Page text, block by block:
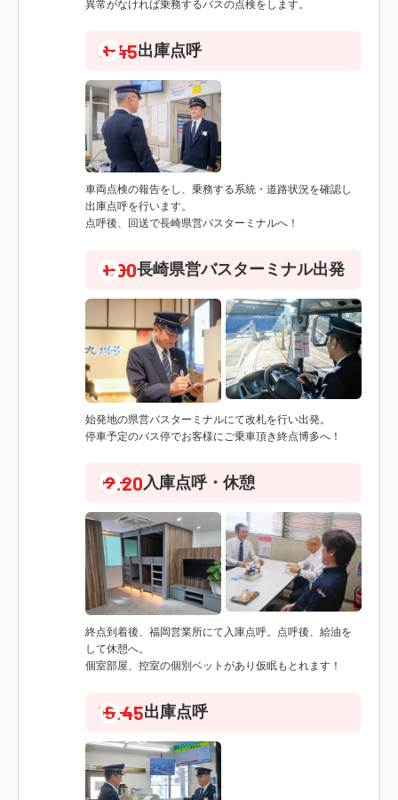
異常がなければ乗務するバスの点検をします。
8:45出庫点呼
車両点検の報告をし、乗務する系統・道路状況を確認し
出庫点呼を行います。
点呼後、回送で長崎県営バスターミナルへ！
9:00長崎県営バスターミナル出発
始発地の県営バスターミナルにて改札を行い出発。
停車予定のバス停でお客様にご乗車頂き終点博多へ！
12:20 入庫点呼・休憩
終点到着後、福岡営業所にて入庫点呼。点呼後、給油を
して休憩へ。
個室部屋、控室の個別ベットがあり仮眠もとれます！
15:45出庫点呼